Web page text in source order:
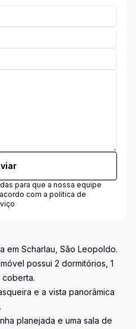
para que a nossa equipe
com a política de
em Scharlau, São Leopoldo.
possui 2 dormitórios, 1
coberta.
e a vista panorâmica
planejada e uma sala de